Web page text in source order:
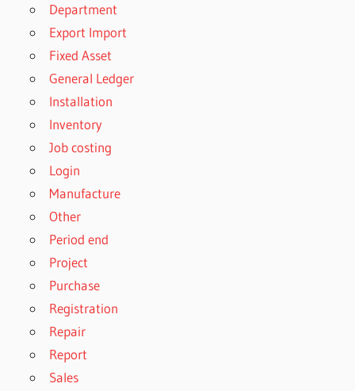
Department
Export Import
Fixed Asset
General Ledger
Installation
Inventory
Job costing
Login
Manufacture
Other
Period end
Project
Purchase
Registration
Repair
Report
Sales